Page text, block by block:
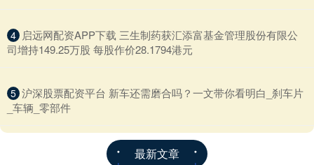
4 ​启远网配资APP下载 三生制药获汇添富基金管理股份有限公
司增持149.25万股 每股作价28.1794港元
5 ​沪深股票配资平台 新车还需磨合吗？一文带你看明白_刹车片
_车辆_零部件
最新文章